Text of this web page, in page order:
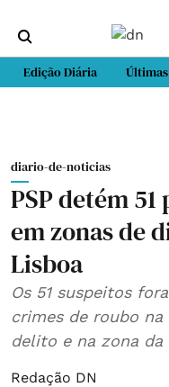
Edição Diária Últimas
diario-de-noticias
PSP detém
em zonas de
Lisboa
Os 51 suspeitos
crimes de roubo
delito e na zona da
Redação DN